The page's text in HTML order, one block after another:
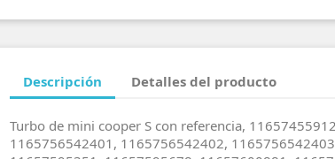
Descripción Detalles del producto
Turbo de mini cooper S con referencia,
1165756542401, 1165756542402,